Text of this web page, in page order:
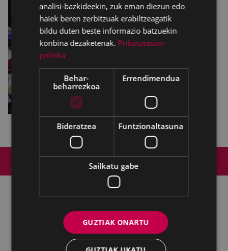
Lege-oharra
Cookien politika
Udalaren sare sozial guztiak
Kultura - Untzaga plaza, 1 | 20600 Eibar
943 70 84 39 / 943 70 84 00 (Pegora)| Faxa: 943 70 84
analisi-bazkideekin, zuk eman diezun edo
haiek beren zerbitzuak erabiltzeagatik
bildu duten beste informazio batzuekin
konbina dezaketenak. Pribatutasun-
politika
Behar-
beharrezkoa
Errendimendua
Bideratzea Funtzionaltasuna
Sailkatu gabe
GUZTIAK ONARTU